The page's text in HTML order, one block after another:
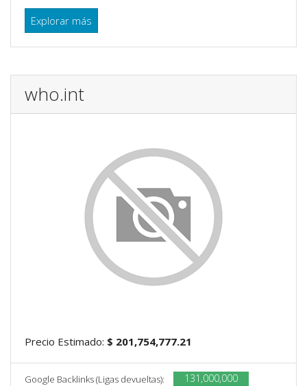
Explorar más
who.int
Precio Estimado: $ 201,754,777.21
Google Backlinks (Ligas devueltas): 131,000,000